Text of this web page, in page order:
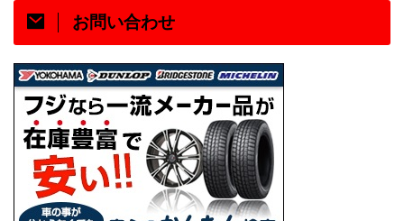
お問い合わせ